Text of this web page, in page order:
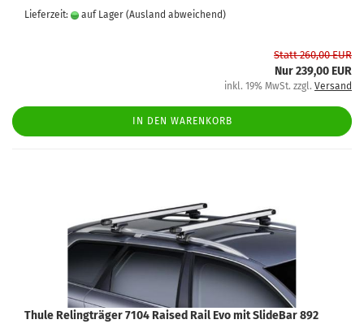
Lieferzeit: auf Lager (Ausland abweichend)
Statt 260,00 EUR
Nur 239,00 EUR
inkl. 19% MwSt. zzgl. Versand
IN DEN WARENKORB
Thule Relingträger 7104 Raised Rail Evo mit SlideBar 892